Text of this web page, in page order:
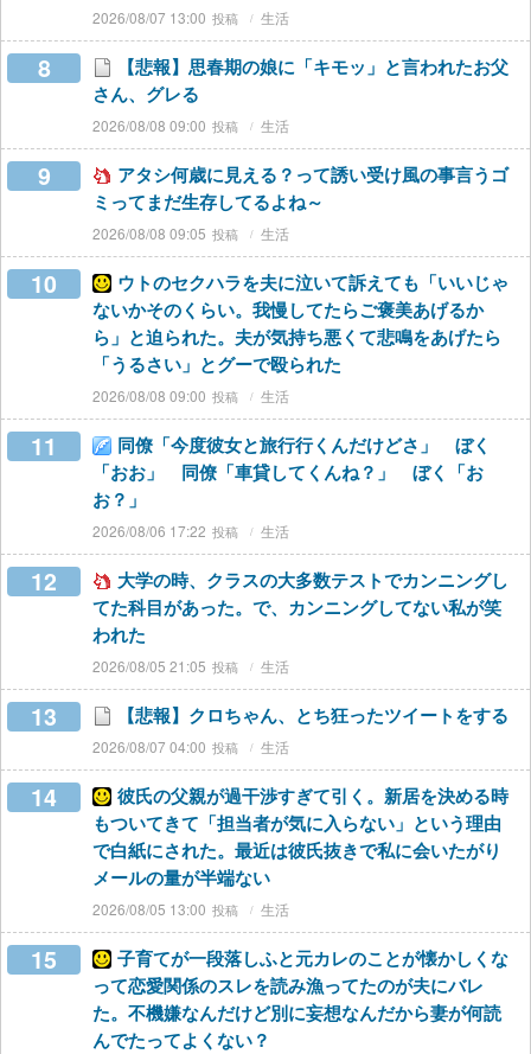
2026/08/07 13:00 生活
8
【悲報】思春期の娘に「キモッ」と言われたお父
さん、グレる
2026/08/08 09:00 生活
9
アタシ何歳に見える？って誘い受け風の事言うゴ
ミってまだ生存してるよね～
2026/08/08 09:05 生活
10
ウトのセクハラを夫に泣いて訴えても「いいじゃ
ないかそのくらい。我慢してたらご褒美あげるか
ら」と迫られた。夫が気持ち悪くて悲鳴をあげたら
「うるさい」とグーで殴られた
2026/08/08 09:00 生活
11
同僚「今度彼女と旅行行くんだけどさ」 ぼく
「おお」 同僚「車貸してくんね？」 ぼく「お
お？」
2026/08/06 17:22 生活
12
大学の時、クラスの大多数テストでカンニングし
てた科目があった。で、カンニングしてない私が笑
われた
2026/08/05 21:05 生活
13 【悲報】クロちゃん、とち狂ったツイートをする
2026/08/07 04:00 生活
14
彼氏の父親が過干渉すぎて引く。新居を決める時
もついてきて「担当者が気に入らない」という理由
で白紙にされた。最近は彼氏抜きで私に会いたがり
メールの量が半端ない
2026/08/05 13:00 生活
15
子育てが一段落しふと元カレのことが懐かしくな
って恋愛関係のスレを読み漁ってたのが夫にバレ
た。不機嫌なんだけど別に妄想なんだから妻が何読
んでたってよくない？